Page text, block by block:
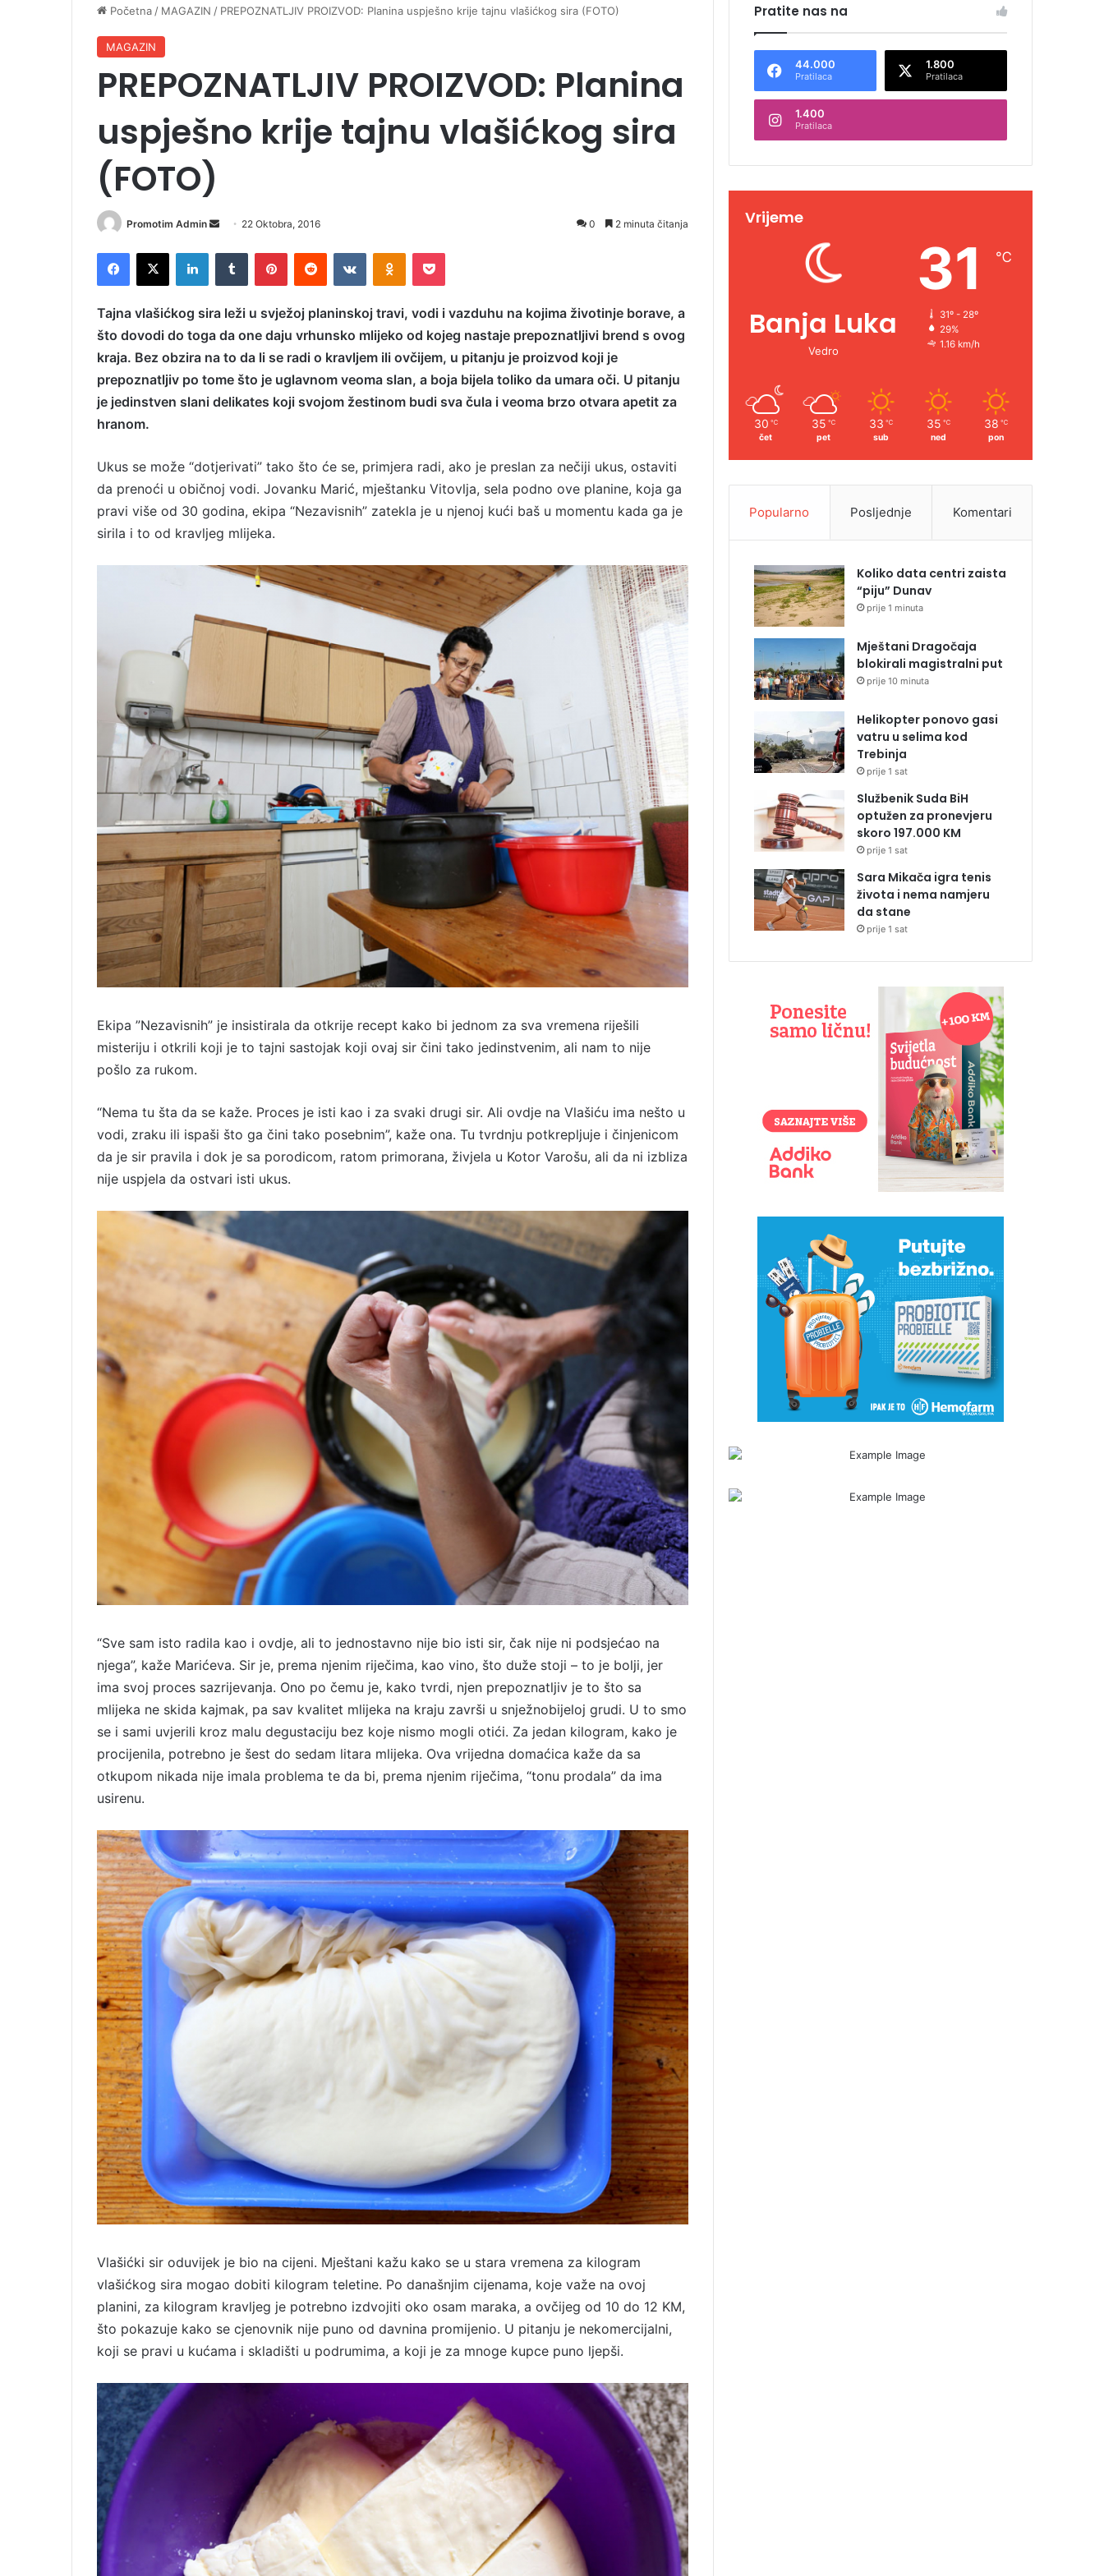
Početna / MAGAZIN / PREPOZNATLJIV PROIZVOD: Planina uspješno krije tajnu vlašićkog sira (FOTO)
MAGAZIN
PREPOZNATLJIV PROIZVOD: Planina
uspješno krije tajnu vlašićkog sira
(FOTO)
Promotim Admin
e
m
a
i
22 Oktobra, 2016 0 2 minuta čitanja
Tajna vlašićkog sira leži u svježoj planinskoj travi, vodi i vazduhu na kojima životinje borave, a
što dovodi do toga da one daju vrhunsko mlijeko od kojeg nastaje prepoznatljivi brend s ovog
kraja. Bez obzira na to da li se radi o kravljem ili ovčijem, u pitanju je proizvod koji je
prepoznatljiv po tome što je uglavnom veoma slan, a boja bijela toliko da umara oči. U pitanju
je jedinstven slani delikates koji svojom žestinom budi sva čula i veoma brzo otvara apetit za
hranom.
Ukus se može “dotjerivati” tako što će se, primjera radi, ako je preslan za nečiji ukus, ostaviti
da prenoći u običnoj vodi. Jovanku Marić, mještanku Vitovlja, sela podno ove planine, koja ga
pravi više od 30 godina, ekipa “Nezavisnih” zatekla je u njenoj kući baš u momentu kada ga je
sirila i to od kravljeg mlijeka.
Ekipa ”Nezavisnih” je insistirala da otkrije recept kako bi jednom za sva vremena riješili
misteriju i otkrili koji je to tajni sastojak koji ovaj sir čini tako jedinstvenim, ali nam to nije
pošlo za rukom.
“Nema tu šta da se kaže. Proces je isti kao i za svaki drugi sir. Ali ovdje na Vlašiću ima nešto u
vodi, zraku ili ispaši što ga čini tako posebnim”, kaže ona. Tu tvrdnju potkrepljuje i činjenicom
da je sir pravila i dok je sa porodicom, ratom primorana, živjela u Kotor Varošu, ali da ni izbliza
nije uspjela da ostvari isti ukus.
“Sve sam isto radila kao i ovdje, ali to jednostavno nije bio isti sir, čak nije ni podsjećao na
njega”, kaže Marićeva. Sir je, prema njenim riječima, kao vino, što duže stoji – to je bolji, jer
ima svoj proces sazrijevanja. Ono po čemu je, kako tvrdi, njen prepoznatljiv je to što sa
mlijeka ne skida kajmak, pa sav kvalitet mlijeka na kraju završi u snježnobijeloj grudi. U to smo
se i sami uvjerili kroz malu degustaciju bez koje nismo mogli otići. Za jedan kilogram, kako je
procijenila, potrebno je šest do sedam litara mlijeka. Ova vrijedna domaćica kaže da sa
otkupom nikada nije imala problema te da bi, prema njenim riječima, “tonu prodala” da ima
usirenu.
Vlašićki sir oduvijek je bio na cijeni. Mještani kažu kako se u stara vremena za kilogram
vlašićkog sira mogao dobiti kilogram teletine. Po današnjim cijenama, koje važe na ovoj
planini, za kilogram kravljeg je potrebno izdvojiti oko osam maraka, a ovčijeg od 10 do 12 KM,
što pokazuje kako se cjenovnik nije puno od davnina promijenio. U pitanju je nekomercijalni,
koji se pravi u kućama i skladišti u podrumima, a koji je za mnoge kupce puno ljepši.
Pratite nas na
44.000
Pratilaca
1.800
Pratilaca
1.400
Pratilaca
Vrijeme
Banja Luka
Vedro
31 ℃
31º - 28º
29%
1.16 km/h
30 ℃
čet
35 ℃
pet
33 ℃
sub
35 ℃
ned
38 ℃
pon
Popularno Posljednje Komentari
Koliko data centri zaista
“piju” Dunav
prije 1 minuta
Mještani Dragočaja
blokirali magistralni put
prije 10 minuta
Helikopter ponovo gasi
vatru u selima kod
Trebinja
prije 1 sat
Službenik Suda BiH
optužen za pronevjeru
skoro 197.000 KM
prije 1 sat
Sara Mikača igra tenis
života i nema namjeru
da stane
prije 1 sat